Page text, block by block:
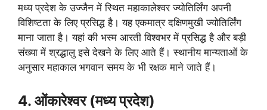
मध्य प्रदेश के उज्जैन में स्थित महाकालेश्वर ज्योतिर्लिंग अपनी
विशिष्टता के लिए प्रसिद्ध है। यह एकमात्र दक्षिणमुखी ज्योतिर्लिंग
माना जाता है। यहां की भस्म आरती विश्वभर में प्रसिद्ध है और बड़ी
संख्या में श्रद्धालु इसे देखने के लिए आते हैं। स्थानीय मान्यताओं के
अनुसार महाकाल भगवान समय के भी रक्षक माने जाते हैं।
4. ओंकारेश्वर (मध्य प्रदेश)